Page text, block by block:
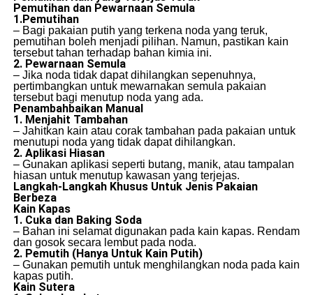
Pemutihan dan Pewarnaan Semula
1.Pemutihan
– Bagi pakaian putih yang terkena noda yang teruk,
pemutihan boleh menjadi pilihan. Namun, pastikan kain
tersebut tahan terhadap bahan kimia ini.
2. Pewarnaan Semula
– Jika noda tidak dapat dihilangkan sepenuhnya,
pertimbangkan untuk mewarnakan semula pakaian
tersebut bagi menutup noda yang ada.
Penambahbaikan Manual
1. Menjahit Tambahan
– Jahitkan kain atau corak tambahan pada pakaian untuk
menutupi noda yang tidak dapat dihilangkan.
2. Aplikasi Hiasan
– Gunakan aplikasi seperti butang, manik, atau tampalan
hiasan untuk menutup kawasan yang terjejas.
Langkah-Langkah Khusus Untuk Jenis Pakaian
Berbeza
Kain Kapas
1. Cuka dan Baking Soda
– Bahan ini selamat digunakan pada kain kapas. Rendam
dan gosok secara lembut pada noda.
2. Pemutih (Hanya Untuk Kain Putih)
– Gunakan pemutih untuk menghilangkan noda pada kain
kapas putih.
Kain Sutera